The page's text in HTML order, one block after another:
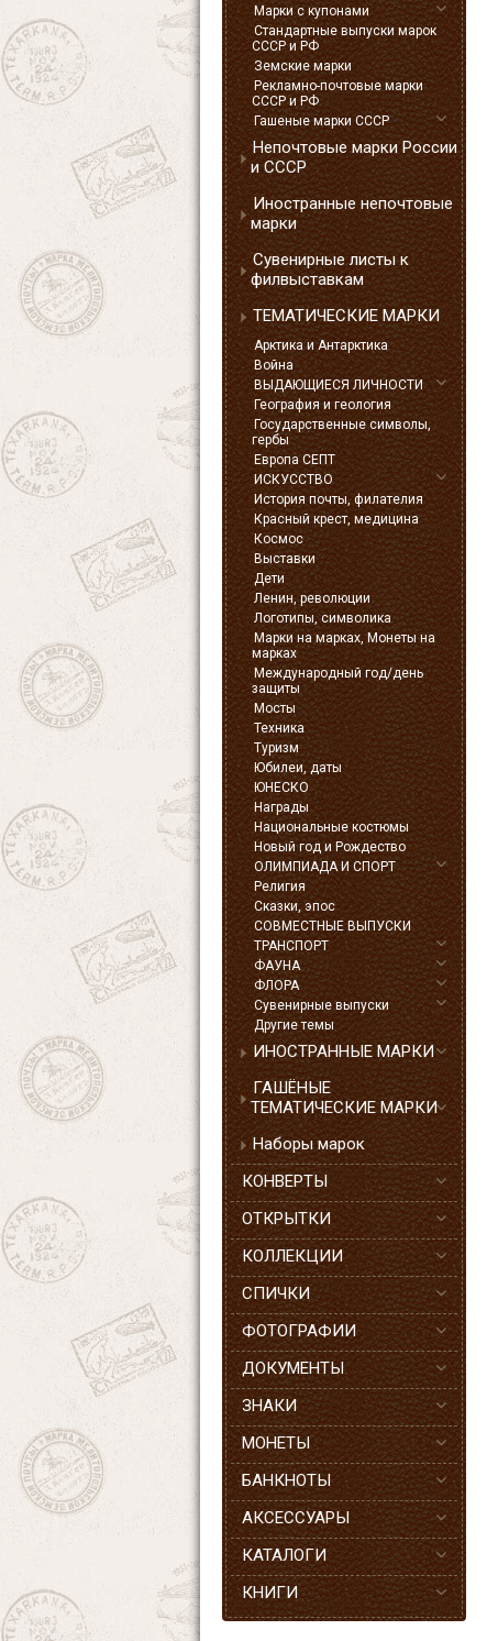
Марки с купонами
Стандартные выпуски марок
СССР и РФ
Земские марки
Рекламно-почтовые марки
СССР и РФ
Гашеные марки СССР
Непочтовые марки России
и СССР
Иностранные непочтовые
марки
Сувенирные листы к
филвыставкам
ТЕМАТИЧЕСКИЕ МАРКИ
Арктика и Антарктика
Война
ВЫДАЮЩИЕСЯ ЛИЧНОСТИ
География и геология
Государственные символы,
гербы
Европа СЕПТ
ИСКУССТВО
История почты, филателия
Красный крест, медицина
Космос
Выставки
Дети
Ленин, революции
Логотипы, символика
Марки на марках, Монеты на
марках
Международный год/день
защиты
Мосты
Техника
Туризм
Юбилеи, даты
ЮНЕСКО
Награды
Национальные костюмы
Новый год и Рождество
ОЛИМПИАДА И СПОРТ
Религия
Сказки, эпос
СОВМЕСТНЫЕ ВЫПУСКИ
ТРАНСПОРТ
ФАУНА
ФЛОРА
Сувенирные выпуски
Другие темы
ИНОСТРАННЫЕ МАРКИ
ГАШЁНЫЕ
ТЕМАТИЧЕСКИЕ МАРКИ
Наборы марок
КОНВЕРТЫ
ОТКРЫТКИ
КОЛЛЕКЦИИ
СПИЧКИ
ФОТОГРАФИИ
ДОКУМЕНТЫ
ЗНАКИ
МОНЕТЫ
БАНКНОТЫ
АКСЕССУАРЫ
КАТАЛОГИ
КНИГИ